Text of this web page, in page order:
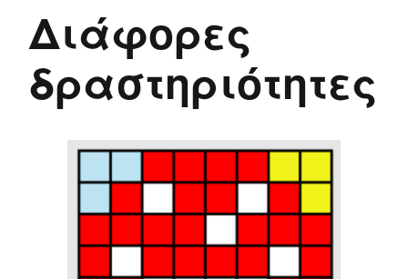
Διάφορες
δραστηριότητες